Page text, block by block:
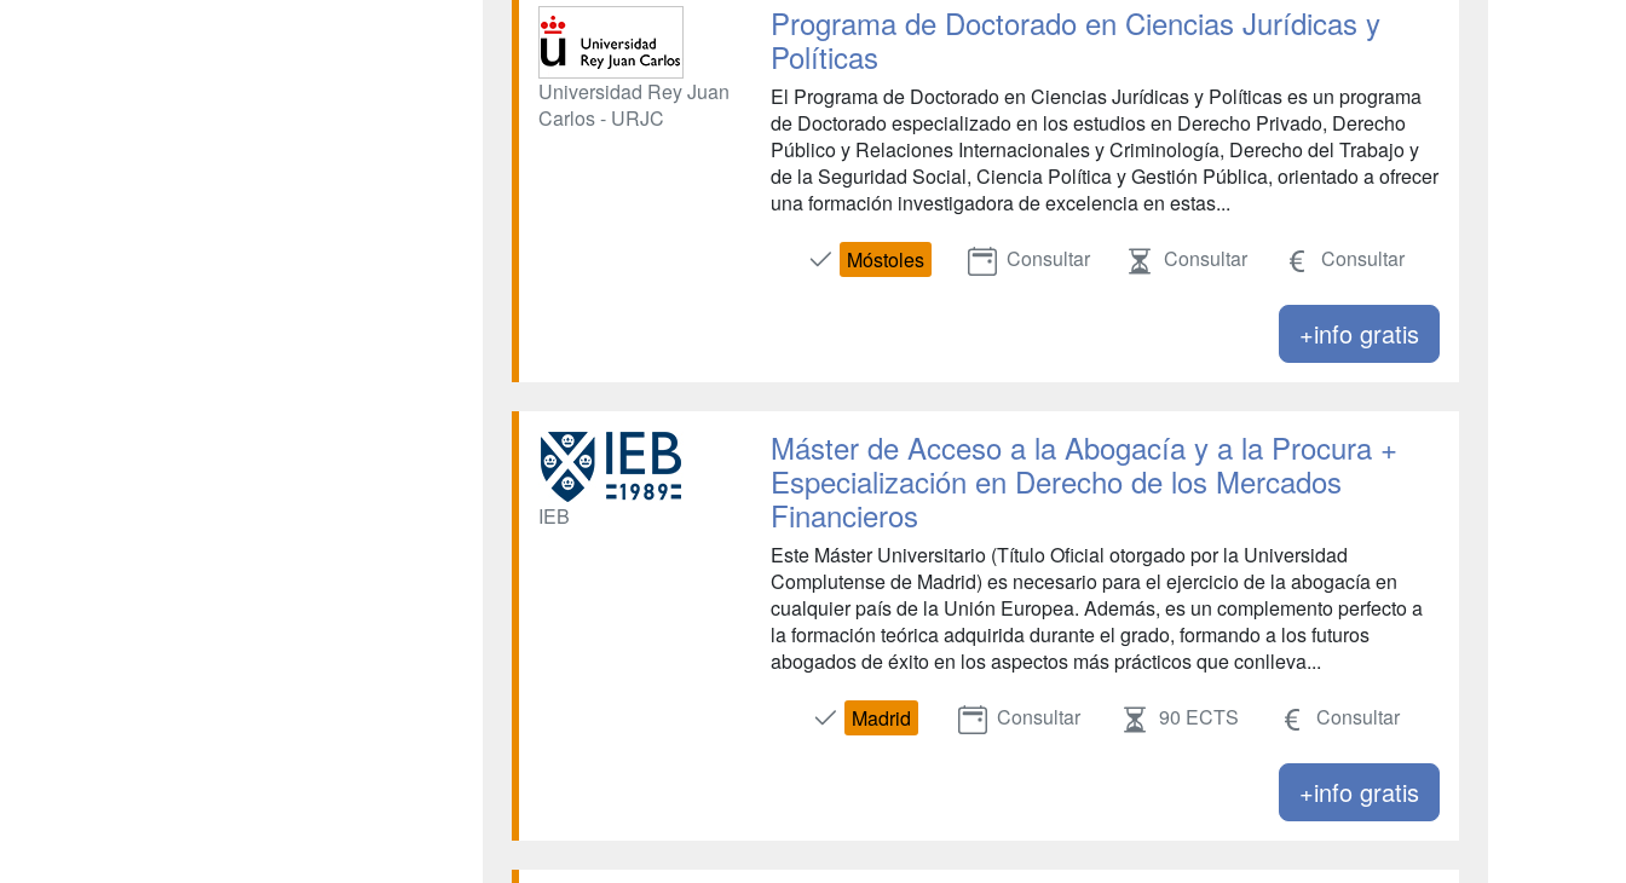
Universidad Rey Juan
Carlos - URJC
Programa de Doctorado en Ciencias Jurídicas y
Políticas
El Programa de Doctorado en Ciencias Jurídicas y Políticas es un programa
de Doctorado especializado en los estudios en Derecho Privado, Derecho
Público y Relaciones Internacionales y Criminología, Derecho del Trabajo y
de la Seguridad Social, Ciencia Política y Gestión Pública, orientado a ofrecer
una formación investigadora de excelencia en estas...
Móstoles Consultar Consultar Consultar
+info gratis
IEB
Máster de Acceso a la Abogacía y a la Procura +
Especialización en Derecho de los Mercados
Financieros
Este Máster Universitario (Título Oficial otorgado por la Universidad
Complutense de Madrid) es necesario para el ejercicio de la abogacía en
cualquier país de la Unión Europea. Además, es un complemento perfecto a
la formación teórica adquirida durante el grado, formando a los futuros
abogados de éxito en los aspectos más prácticos que conlleva...
Madrid Consultar 90 ECTS Consultar
+info gratis